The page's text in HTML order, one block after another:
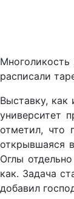
расписали
Выставку,
университет
отметил, что
открывшаяся
Оглы
как. Задача
добавил